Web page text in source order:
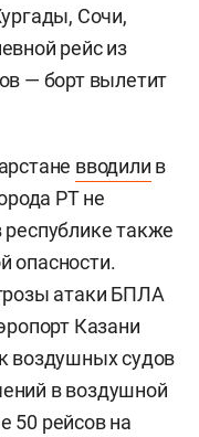
Сочи,
рейс из
— борт вылетит
вводили в
РТ не
также
опасности.
атаки БПЛА
Казани
воздушных судов
в воздушной
50 рейсов на